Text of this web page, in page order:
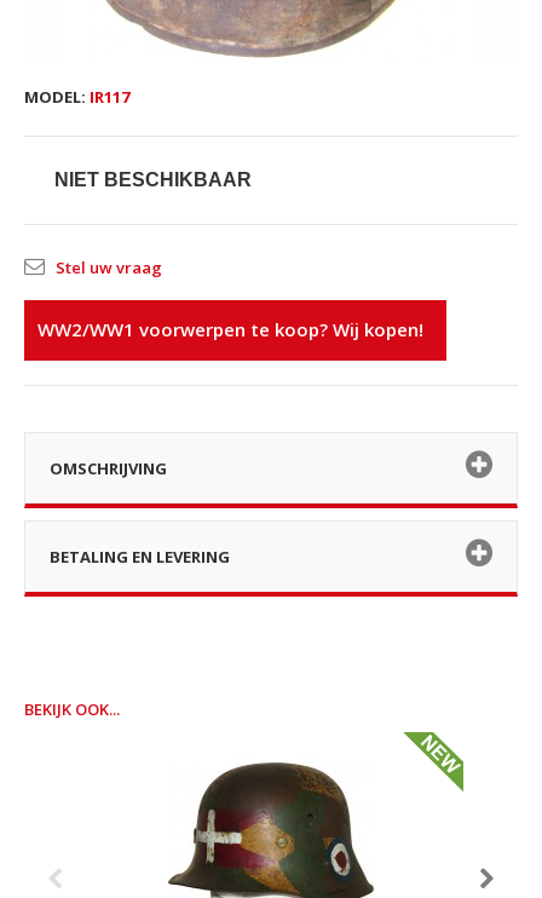
MODEL: IR117
NIET BESCHIKBAAR
Stel uw vraag
WW2/WW1 voorwerpen te koop? Wij kopen!
OMSCHRIJVING
BETALING EN LEVERING
BEKIJK OOK...